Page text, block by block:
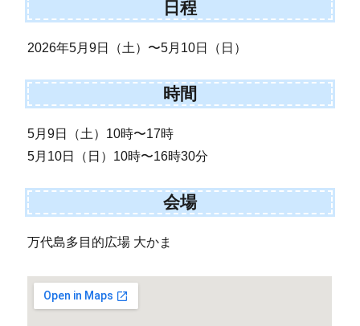
日程
2026年5月9日（土）〜5月10日（日）
時間
5月9日（土）10時〜17時
5月10日（日）10時〜16時30分
会場
万代島多目的広場 大かま